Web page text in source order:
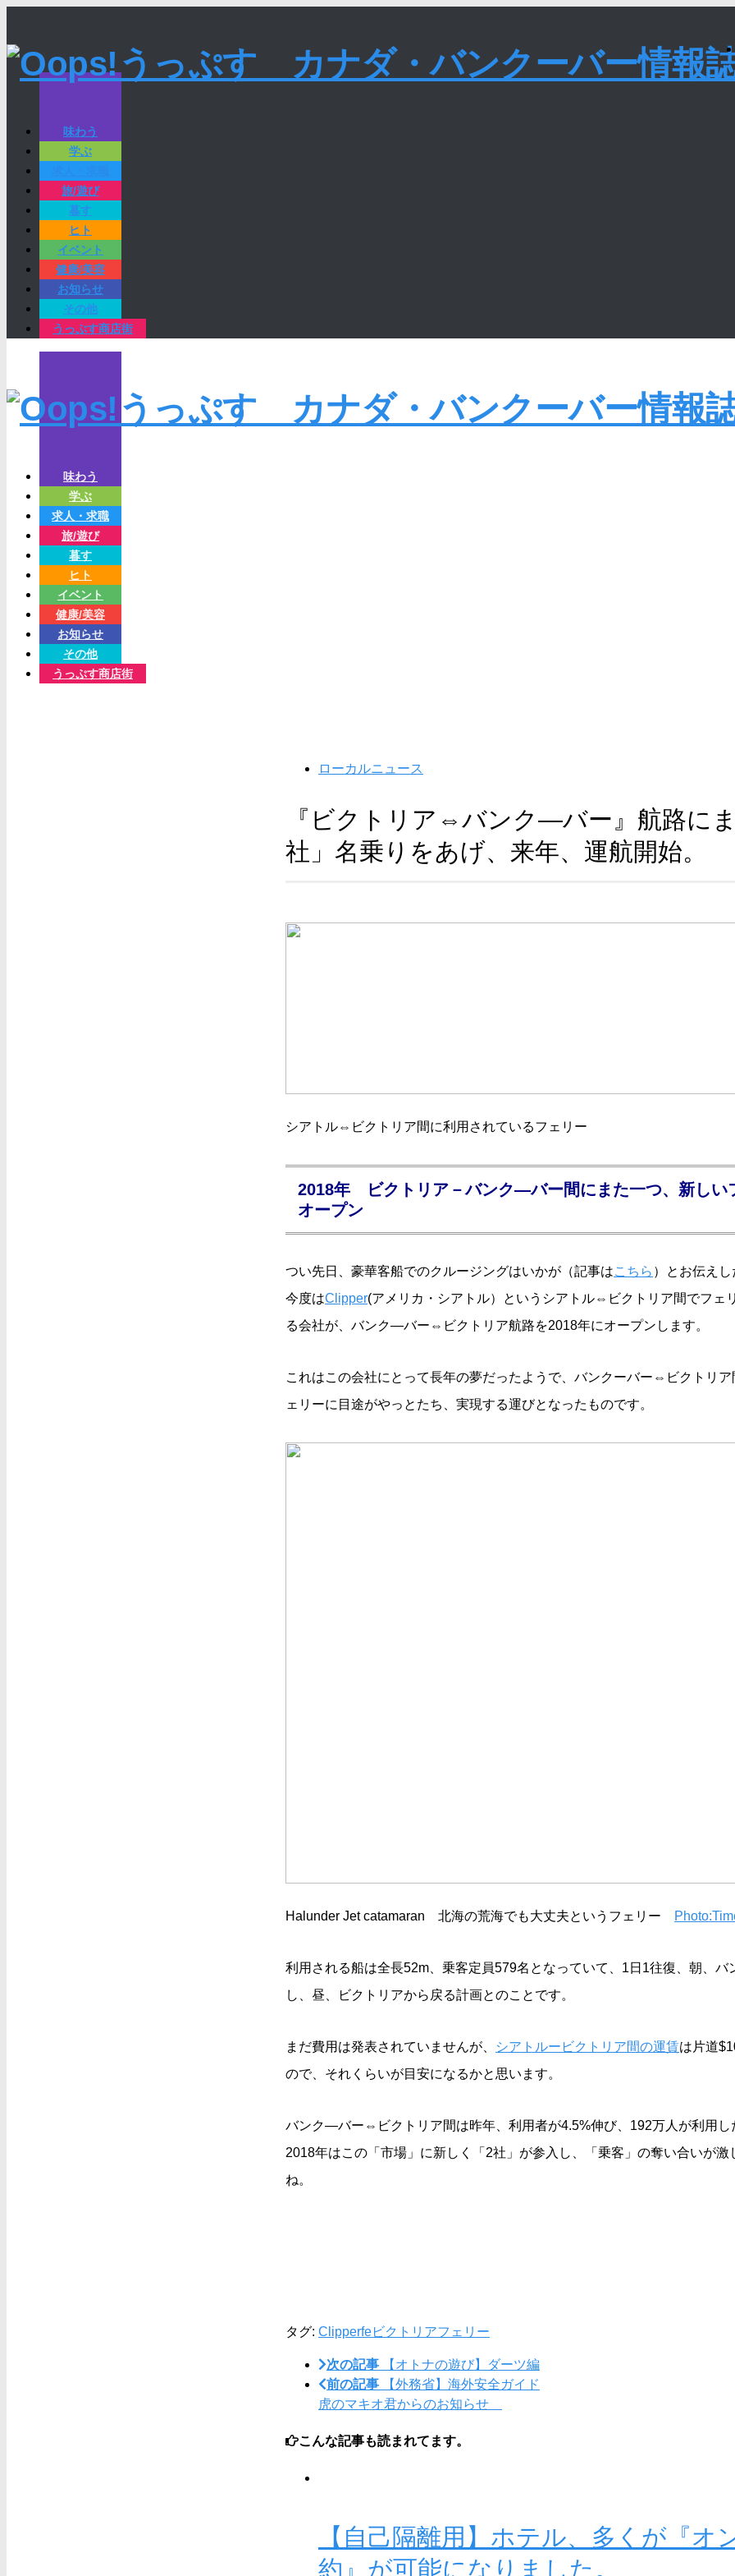
味わう
学ぶ
旅/遊び
暮す
ヒト
イベント
健康/美容
お知らせ
その他
うっぷす商店街
味わう
学ぶ
求人・求職
旅/遊び
暮す
ヒト
イベント
健康/美容
お知らせ
その他
うっぷす商店街
ローカルニュース
『ビクトリア⇔バンク―バー』航路に
社」名乗りをあげ、来年、運航開始。
シアトル⇔ビクトリア間に利用されているフェリー
2018年 ビクトリア－バンク―バー間にまた一つ、新しい
オープン
つい先日、豪華客船でのクルージングはいかが（記事はこちら ）とお伝えし
今度はClipper(アメリカ・シアトル）というシアトル⇔ビクトリア間でフェ
る会社が、バンク―バー⇔ビクトリア航路を2018年にオープンします。
これはこの会社にとって長年の夢だったようで、バンクーバー⇔ビクトリア
ェリーに目途がやっとたち、実現する運びとなったものです。
Halunder Jet catamaran 北海の荒海でも大丈夫というフェリー
利用される船は全長52m、乗客定員579名となっていて、1日1往復、朝、
し、昼、ビクトリアから戻る計画とのことです。
まだ費用は発表されていませんが、 シアトルービクトリア間の運賃は片道
ので、それくらいが目安になるかと思います。
バンク―バー⇔ビクトリア間は昨年、利用者が4.5%伸び、192万人が利用し
2018年はこの「市場」に新しく「2社」が参入し、「乗客」の奪い合いが激
ね。
タグ: Clipperfeビクトリアフェリー
次の記事
【オトナの遊び】ダーツ編
前の記事
【外務省】海外安全ガイド
虎のマキオ君からのお知らせ
こんな記事も読まれてます。
【自己隔離用】ホテル、多くが『オ
約』が可能になりました。